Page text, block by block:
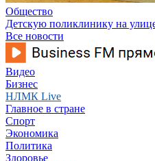
Общество
Детскую поликлинику на
Все новости
Видео
Бизнес
НЛМК Live
Главное в стране
Спорт
Экономика
Политика
Здоровье